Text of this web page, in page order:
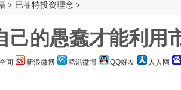
> 巴菲特投资理念 >
己的愚蠢才能利用
间 新浪微博 腾讯微博 QQ好友 人人网